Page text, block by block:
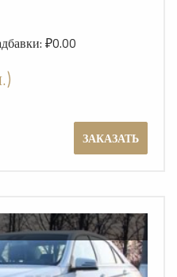
₽0.00
ЗАКАЗАТЬ